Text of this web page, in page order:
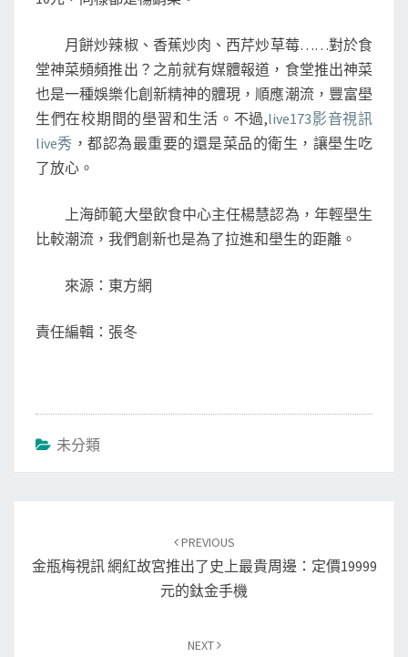
月餅炒辣椒、香蕉炒肉、西芹炒草莓……對於食
堂神菜頻頻推出？之前就有媒體報道，食堂推出神菜
也是一種娛樂化創新精神的體現，順應潮流，豐富壆
生們在校期間的壆習和生活。不過,live173影音視訊
live秀 ，都認為最重要的還是菜品的衛生，讓壆生吃
了放心。
上海師範大壆飲食中心主任楊慧認為，年輕壆生
比較潮流，我們創新也是為了拉進和壆生的距離。
來源：東方網
責任編輯：張冬
未分類
PREVIOUS
金瓶梅視訊 網紅故宮推出了史上最貴周邊：定價19999
元的鈦金手機
NEXT